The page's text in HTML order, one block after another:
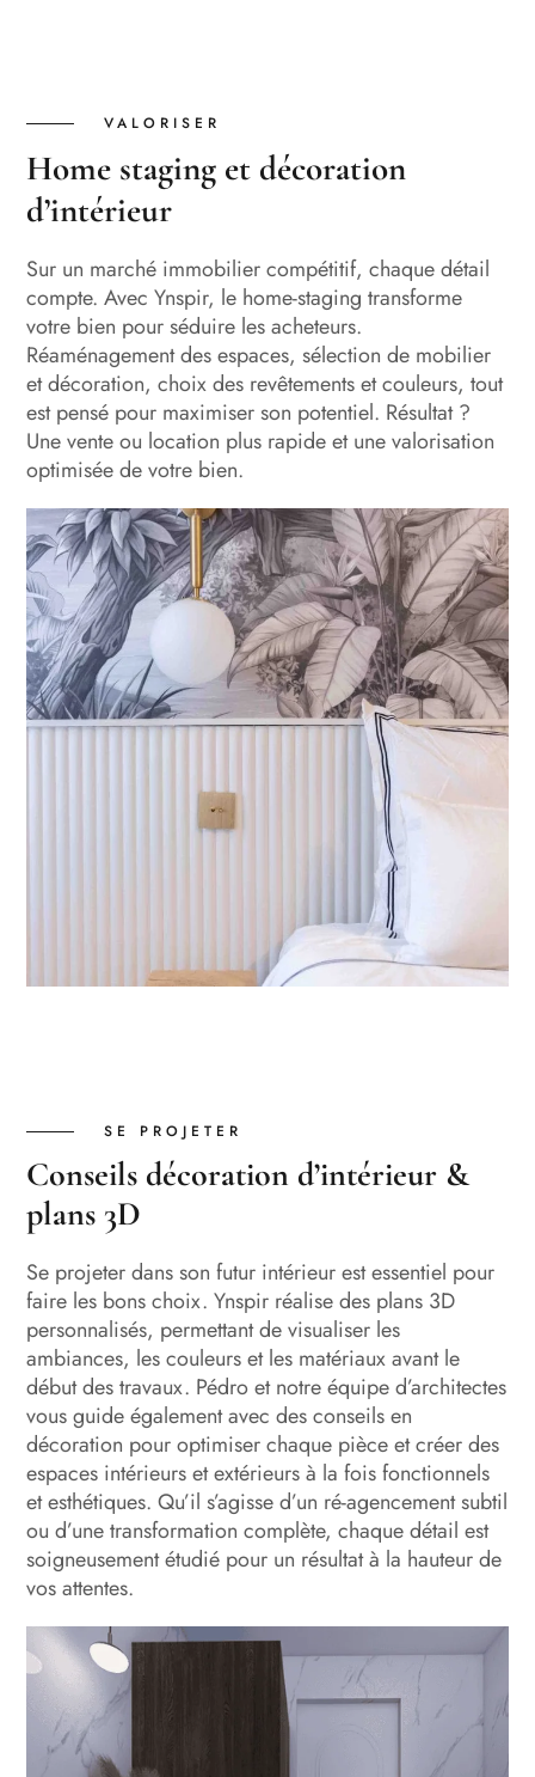
VALORISER
Home staging et décoration
d’intérieur
Sur un marché immobilier compétitif, chaque détail
compte. Avec Ynspir, le home-staging transforme
votre bien pour séduire les acheteurs.
Réaménagement des espaces, sélection de mobilier
et décoration, choix des revêtements et couleurs, tout
est pensé pour maximiser son potentiel. Résultat ?
Une vente ou location plus rapide et une valorisation
optimisée de votre bien.
SE PROJETER
Conseils décoration d’intérieur &
plans 3D
Se projeter dans son futur intérieur est essentiel pour
faire les bons choix. Ynspir réalise des plans 3D
personnalisés, permettant de visualiser les
ambiances, les couleurs et les matériaux avant le
début des travaux. Pédro et notre équipe d’architectes
vous guide également avec des conseils en
décoration pour optimiser chaque pièce et créer des
espaces intérieurs et extérieurs à la fois fonctionnels
et esthétiques. Qu’il s’agisse d’un ré-agencement subtil
ou d’une transformation complète, chaque détail est
soigneusement étudié pour un résultat à la hauteur de
vos attentes.